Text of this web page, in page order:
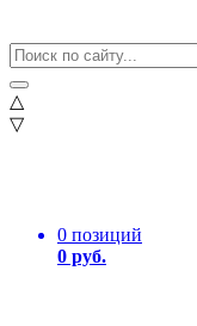
△
▽
0 позиций
0 руб.